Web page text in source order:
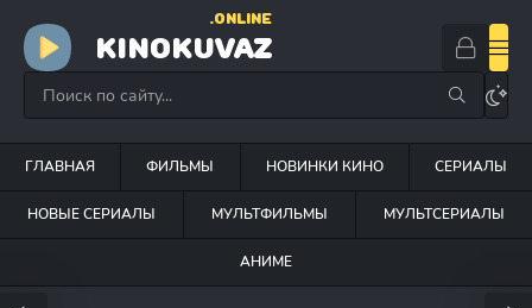
KINOKUVAZ
.ONLINE
ГЛАВНАЯ ФИЛЬМЫ НОВИНКИ КИНО СЕРИАЛЫ
НОВЫЕ СЕРИАЛЫ МУЛЬТФИЛЬМЫ МУЛЬТСЕРИАЛЫ
АНИМЕ